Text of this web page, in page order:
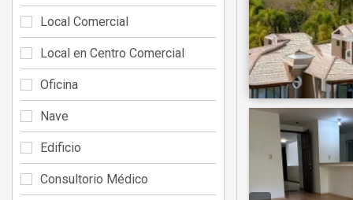
Local Comercial
Local en Centro Comercial
Oficina
Nave
Edificio
Consultorio Médico